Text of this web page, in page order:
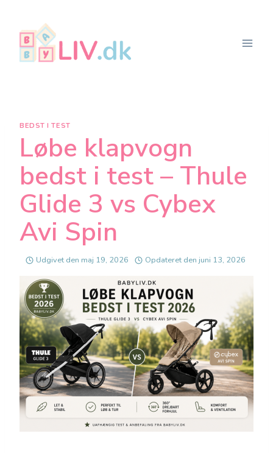
indhold
BEDST I TEST
Løbe klapvogn
bedst i test – Thule
Glide 3 vs Cybex
Avi Spin
Udgivet den maj 19, 2026 Opdateret den juni 13, 2026